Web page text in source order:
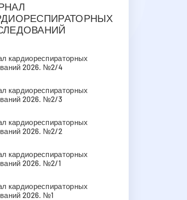
кардиореспираторных
2026. №2/4
кардиореспираторных
2026. №2/3
кардиореспираторных
2026. №2/2
кардиореспираторных
2026. №2/1
кардиореспираторных
2026. №1